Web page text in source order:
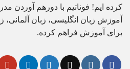
کرده ایم! فوناتیم با دورهم آوردن
آموزش زبان انگلیسی، زبان
برای آموزش فراهم کرده.